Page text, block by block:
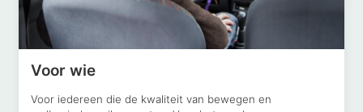
Voor wie
Voor iedereen die de kwaliteit van bewegen en